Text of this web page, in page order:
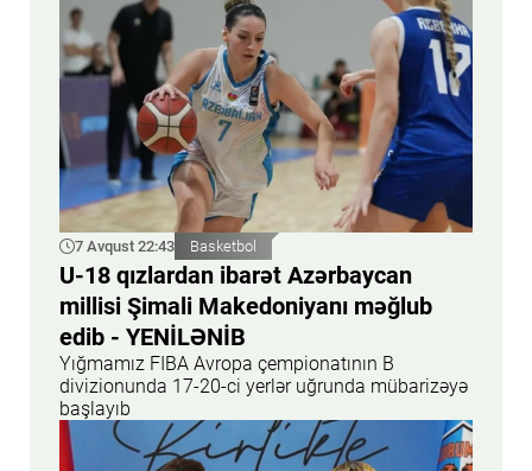
7 Avqust 22:43 Basketbol
U-18 qızlardan ibarət Azərbaycan
millisi Şimali Makedoniyanı məğlub
edib - YENİLƏNİB
Yığmamız FIBA Avropa çempionatının B
divizionunda 17-20-ci yerlər uğrunda mübarizəyə
başlayıb